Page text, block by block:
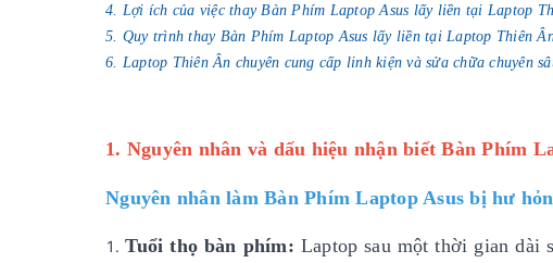
4. Lợi ích của việc thay Bàn Phím Laptop Asus lấy liền tại Laptop
5. Quy trình thay Bàn Phím Laptop Asus lấy liền tại Laptop Thiên
6. Laptop Thiên Ân chuyên cung cấp linh kiện và sửa chữa chuyên
1. Nguyên nhân và dấu hiệu nhận biết Bàn Phím
Nguyên nhân làm Bàn Phím Laptop Asus bị hư
Tuổi thọ bàn phím: Laptop sau một thời gian dài